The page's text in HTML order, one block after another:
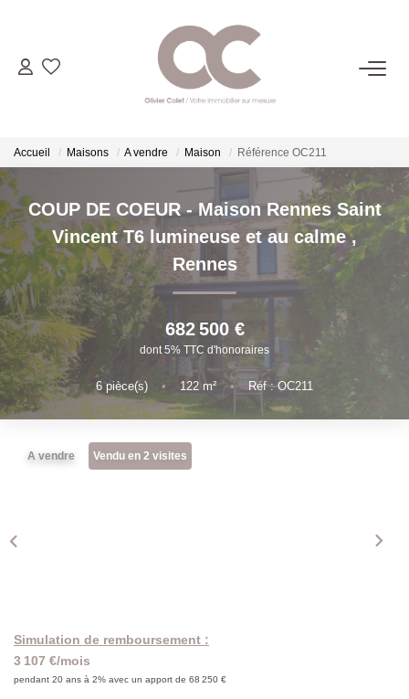
06.14.98.69.34
ACHETER
LOUER
ESTIMER
CONTACT
Accueil Maisons A vendre Maison Référence OC211
COUP DE COEUR - Maison Rennes Saint
Vincent T6 lumineuse et au calme,
Rennes
682 500 €
dont 5% TTC d'honoraires
6 pièce(s) • 122 m² • Réf : OC211
A vendre Vendu en 2 visites
Simulation de remboursement :
3 107 €/mois
pendant 20 ans à 2% avec un apport de 68 250 €